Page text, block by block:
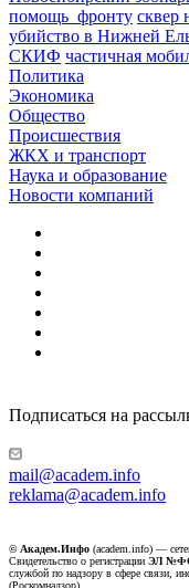
помощь_фронту сквер
убийство в Нижней
СКИФ частичная
Политика
Экономика
Общество
Происшествия
ЖКХ и транспорт
Наука и образование
Новости компаний
Подписаться на
mail@academ.info
reklama@academ.info
© Академ.Инфо (academ.info) —
Свидетельство о регистрации ЭЛ
службой по надзору в сфере связи,
(Роскомнадзор).